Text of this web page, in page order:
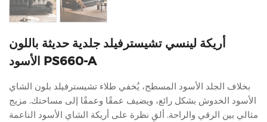
أريكة لينسي تشيسترفيلد جلدية حديثة باللون
الأسود PS660-A
بخلاف الجلد الأسود المسطح، يُخفي طلاء تشيسترفيلد بلون الشاي
الأسود الخدوش بشكل رائع، ويضيف عمقًا وعمقًا إلى مساحتك. مزيج
مثالي بين الرقي والراحة. ألقِ نظرة على أريكة الشاي الأسود الناعمة